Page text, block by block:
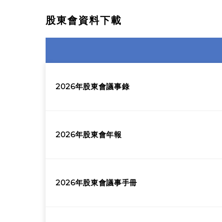
股東會資料下載
2026年股東會議事錄
2026年股東會年報
2026年股東會議事手冊